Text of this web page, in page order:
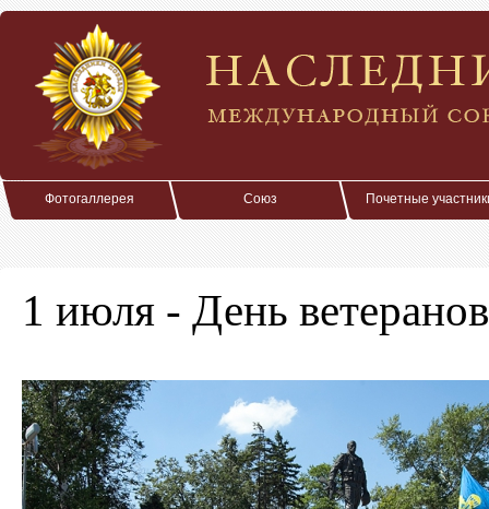
Фотогаллерея Союз Почетные
1 июля - День